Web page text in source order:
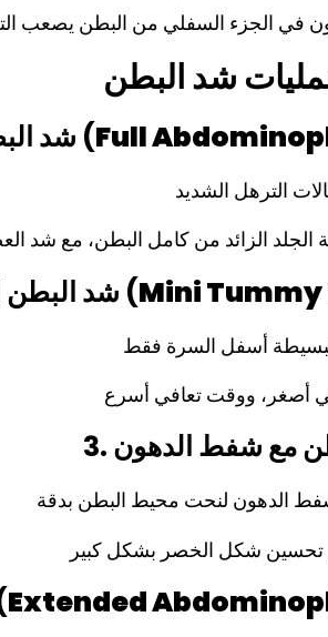
في الجزء السفلي من البطن يصعب
شد البطن
1. شد البطن الكامل (Full
2. شد البطن المصغر (Mini
أسفل السرة فقط
مع شفط الدهون
4. شد البطنExtended